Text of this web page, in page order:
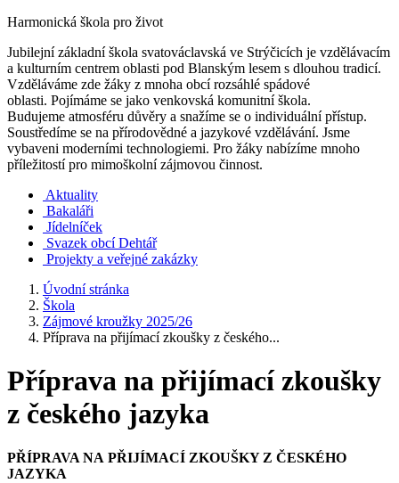
Harmonická škola pro život
Jubilejní základní škola svatováclavská ve Strýčicích je vzdělávacím
a kulturním centrem oblasti pod Blanským lesem s dlouhou tradicí.
Vzděláváme zde žáky z mnoha obcí rozsáhlé spádové
oblasti. Pojímáme se jako venkovská komunitní škola.
Budujeme atmosféru důvěry a snažíme se o individuální přístup.
Soustředíme se na přírodovědné a jazykové vzdělávání. Jsme
vybaveni moderními technologiemi. Pro žáky nabízíme mnoho
příležitostí pro mimoškolní zájmovou činnost.
Aktuality
Bakaláři
Jídelníček
Svazek obcí Dehtář
Projekty a veřejné zakázky
Úvodní stránka
Škola
Zájmové kroužky 2025/26
Příprava na přijímací zkoušky z českého...
Příprava na přijímací zkoušky
z českého jazyka
PŘÍPRAVA NA PŘIJÍMACÍ ZKOUŠKY Z ČESKÉHO
JAZYKA